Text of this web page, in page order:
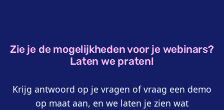
Zie je de mogelijkheden voor je webinars?
Laten we praten!
Krijg antwoord op je vragen of vraag een demo
op maat aan, en we laten je zien wat